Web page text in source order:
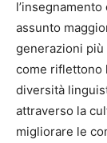
assunto
generazioni più
come riflettono
diversità
attraverso la
migliorare le